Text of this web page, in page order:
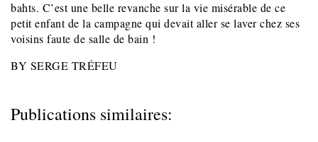
bahts. C’est une belle revanche sur la vie misérable de ce
petit enfant de la campagne qui devait aller se laver chez ses
voisins faute de salle de bain !
BY SERGE TRÉFEU
Publications similaires: